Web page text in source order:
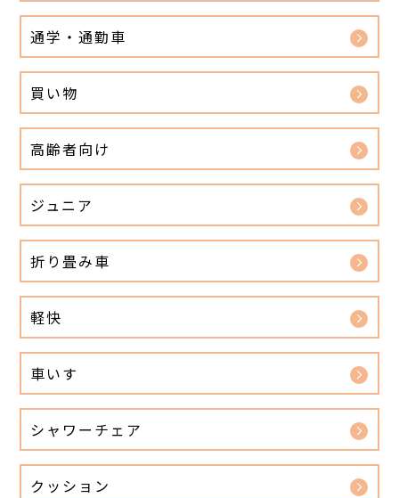
通学・通勤車
買い物
高齢者向け
ジュニア
折り畳み車
軽快
車いす
シャワーチェア
クッション